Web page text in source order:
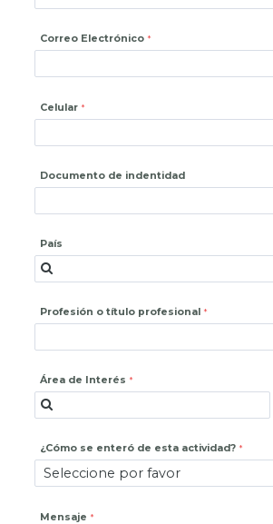
Correo Electrónico
Celular
Documento de indentidad
País
Profesión o título profesional
Área de Interés
¿Cómo se enteró de esta actividad?
Mensaje